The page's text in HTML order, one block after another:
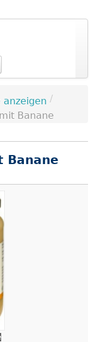
anzeigen /
Banane
Banane